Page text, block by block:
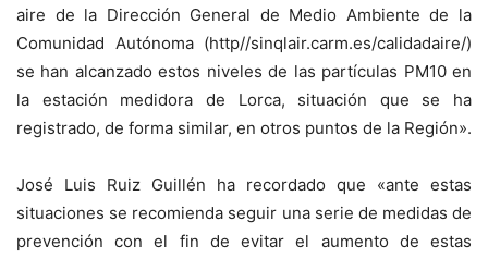
aire de la Dirección General de Medio Ambiente de la
Comunidad Autónoma (http//sinqlair.carm.es/calidadaire/)
se han alcanzado estos niveles de las partículas PM10 en
la estación medidora de Lorca, situación que se ha
registrado, de forma similar, en otros puntos de la Región».
José Luis Ruiz Guillén ha recordado que «ante estas
situaciones se recomienda seguir una serie de medidas de
prevención con el fin de evitar el aumento de estas